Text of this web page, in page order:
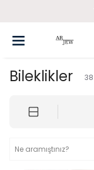
Bileklikler 38